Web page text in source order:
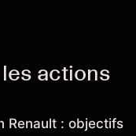
actions
Renault : objectifs